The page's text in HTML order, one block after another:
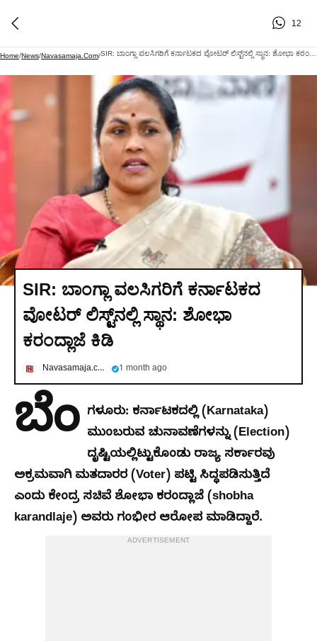
12
Home/News/Navasamaja.com/
SIR: ಬಾಂಗ್ಲಾ ವಲಸಿಗರಿಗೆ ಕರ್ನಾಟಕದ
ವೋಟರ್ ಲಿಸ್ಟ್‌ನಲ್ಲಿ ಸ್ಥಾನ: ಶೋಭಾ
ಕರಂದ್ಲಾಜೆ ಕಿಡಿ
Navasamaja.com 1 month ago
ಬೆಂ ಗಳೂರು: ಕರ್ನಾಟಕದಲ್ಲಿ (Karnataka)
ಮುಂಬರುವ ಚುನಾವಣೆಗಳನ್ನು (Election)
ದೃಷ್ಟಿಯಲ್ಲಿಟ್ಟುಕೊಂಡು ರಾಜ್ಯ ಸರ್ಕಾರವು
ಅಕ್ರಮವಾಗಿ ಮತದಾರರ (Voter) ಪಟ್ಟಿ ಸಿದ್ಧಪಡಿಸುತ್ತಿದೆ
ಎಂದು ಕೇಂದ್ರ ಸಚಿವೆ ಶೋಭಾ ಕರಂದ್ಲಾಜೆ (shobha
karandlaje) ಅವರು ಗಂಭೀರ ಆರೋಪ ಮಾಡಿದ್ದಾರೆ.
ADVERTISEMENT